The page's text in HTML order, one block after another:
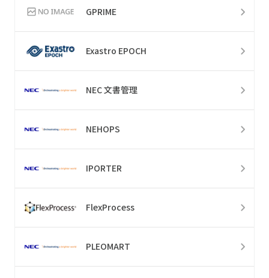
GPRIME
Exastro EPOCH
NEC 文書管理
NEHOPS
IPORTER
FlexProcess
PLEOMART